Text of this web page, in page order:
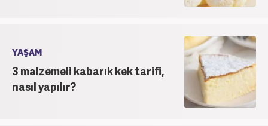
YAŞAM
3 malzemeli kabarık kek tarifi,
nasıl yapılır?